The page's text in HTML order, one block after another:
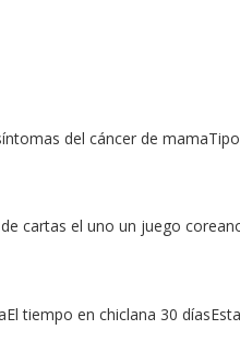
del cáncer de
cartas el uno un juego
tiempo en chiclana 30